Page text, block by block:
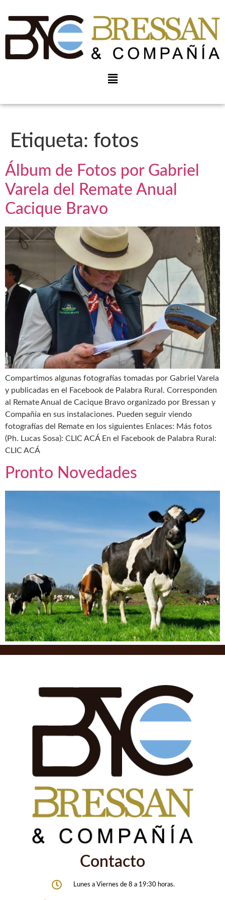
Etiqueta: fotos
Álbum de Fotos por Gabriel
Varela del Remate Anual
Cacique Bravo
Compartimos algunas fotografías tomadas por Gabriel Varela
y publicadas en el Facebook de Palabra Rural. Corresponden
al Remate Anual de Cacique Bravo organizado por Bressan y
Compañía en sus instalaciones. Pueden seguir viendo
fotografías del Remate en los siguientes Enlaces: Más fotos
(Ph. Lucas Sosa): CLIC ACÁ En el Facebook de Palabra Rural:
CLIC ACÁ
Pronto Novedades
Contacto
Lunes a Viernes de 8 a 19:30 horas.